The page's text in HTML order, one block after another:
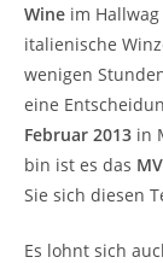
Wine im
italienische
wenigen
eine
Februar 2013 in
bin ist es das
Sie sich diesen
Es lohnt sich